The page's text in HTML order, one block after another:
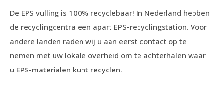
De EPS vulling is 100% recyclebaar! In Nederland hebben
de recyclingcentra een apart EPS-recyclingstation. Voor
andere landen raden wij u aan eerst contact op te
nemen met uw lokale overheid om te achterhalen waar
u EPS-materialen kunt recyclen.